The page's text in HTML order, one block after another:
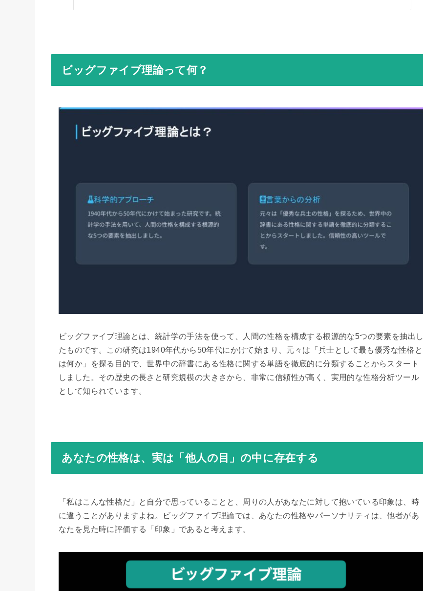
ビッグファイブ理論って何？
ビッグファイブ理論とは、統計学の手法を使って、人間の性格を構成する根源的な5つの要素を抽出し
たものです。この研究は1940年代から50年代にかけて始まり、元々は「兵士として最も優秀な性格と
は何か」を探る目的で、世界中の辞書にある性格に関する単語を徹底的に分類することからスタート
しました。その歴史の長さと研究規模の大きさから、非常に信頼性が高く、実用的な性格分析ツール
として知られています。
あなたの性格は、実は「他人の目」の中に存在する
「私はこんな性格だ」と自分で思っていることと、周りの人があなたに対して抱いている印象は、時
に違うことがありますよね。ビッグファイブ理論では、あなたの性格やパーソナリティは、他者があ
なたを見た時に評価する「印象」であると考えます。